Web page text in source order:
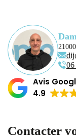
06
Avis
4.9
Contacter